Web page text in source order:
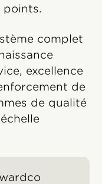
points.
complet
excellence
de
de qualité